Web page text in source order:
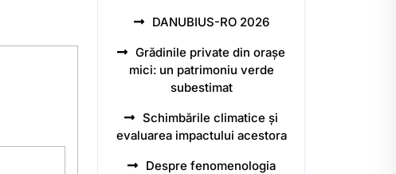
DANUBIUS-RO 2026
Grădinile private din orașe
mici: un patrimoniu verde
subestimat
Schimbările climatice și
evaluarea impactului acestora
Despre fenomenologia